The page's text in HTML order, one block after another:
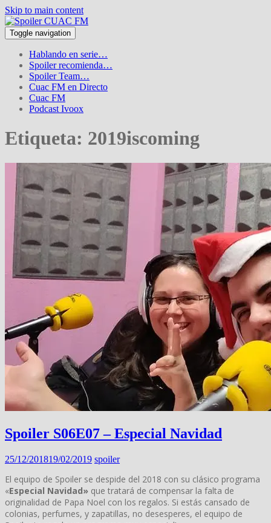
Skip to main content
Toggle navigation
Hablando en serie…
Spoiler recomienda…
Spoiler Team…
Cuac FM en Directo
Cuac FM
Podcast Ivoox
Etiqueta: 2019iscoming
Spoiler S06E07 – Especial Navidad
25/12/201819/02/2019 spoiler
El equipo de Spoiler se despide del 2018 con su clásico programa
«Especial Navidad» que tratará de compensar la falta de
originalidad de Papa Noel con los regalos. Si estás cansado de
colonias, perfumes, y zapatillas, no desesperes, el equipo de